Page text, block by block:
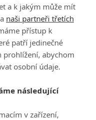
PŘIHLÁSIT
REGISTROVAT
serialy@fandimefilmu.cz
napište nám na e-mail
a k jakým může mít
naši partneři třetích
přístup k
patří jedinečné
prohlížení, abychom
osobní údaje.
následující
v zařízení,